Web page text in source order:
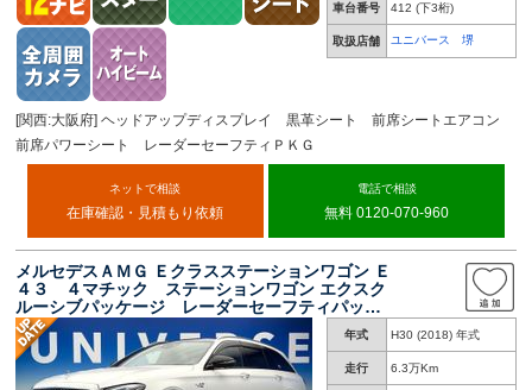
車台番号 412 (下3桁)
取扱店舗 ユニバース 堺
[関西:大阪府] ヘッドアップディスプレイ 黒革シート 前席シートエアコン
前席パワーシート レーダーセーフティＰＫＧ
ネットで相談
在庫確認・見積もり依頼
電話で相談
無料 0120-070-960
メルセデスＡＭＧ Ｅクラスステーションワゴン Ｅ
４３ ４マチック ステーションワゴン エクスク
ルーシブパッケージ レーダーセーフティパッケ
ージ クリアランスソナー アダプティブハイビ
ームアシストプラス マルチビームＬＥＤヘッド
ライト ナッパ革シート 全席シートヒーター
全方位カメラ
年式 H30 (2018) 年式
走行 6.3万Km